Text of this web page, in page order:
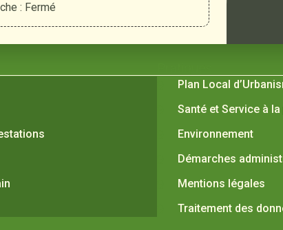
: Fermé
Plan Local
Santé et Service à
Environnement
Démarches
Mentions légales
Traitement des